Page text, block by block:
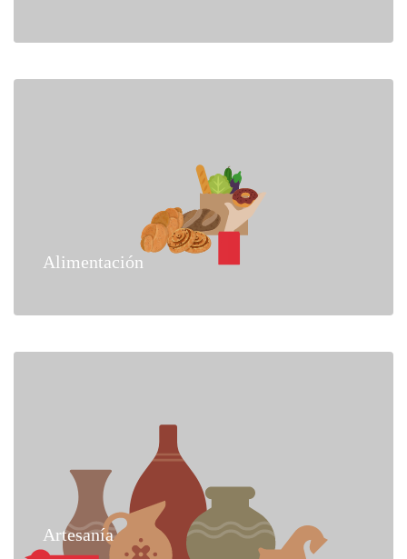
Alimentación
Artesanía